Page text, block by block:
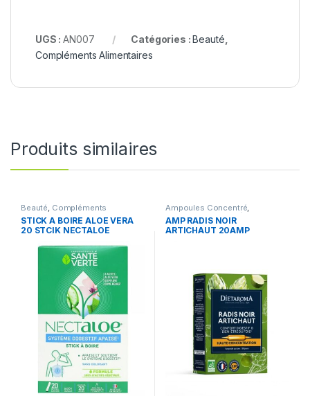
UGS :AN007 Catégories :Beauté
Compléments Alimentaires
Produits similaires
Beauté, Compléments
Alimentaires
STICK A BOIRE ALOE VERA
20 STCIK NECTALOE
Ampoules Concentré,
Articulation, Compléments
Alimentaires
AMP RADIS NOIR
ARTICHAUT 20AMP